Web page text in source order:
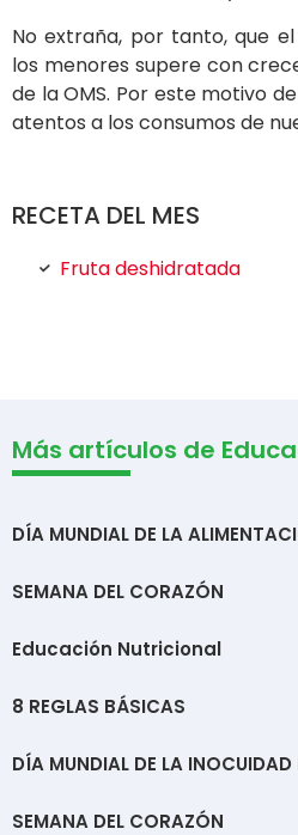
No extraña, por tanto, que
los menores supere con
de la OMS. Por este motivo
atentos a los consumos de
RECETA DEL MES
Fruta deshidratada
Más artículos de
DÍA MUNDIAL DE LA
SEMANA DEL CORAZÓN
Educación Nutricional
8 REGLAS BÁSICAS
DÍA MUNDIAL DE LA INOCUIDAD
SEMANA DEL CORAZÓN